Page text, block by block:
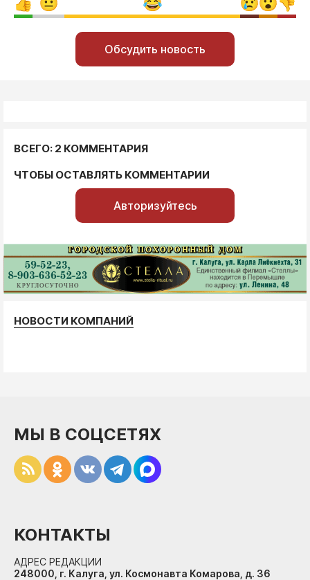
Обсудить новость
ВСЕГО: 2 КОММЕНТАРИЯ
ЧТОБЫ ОСТАВЛЯТЬ КОММЕНТАРИИ
Авторизуйтесь
НОВОСТИ КОМПАНИЙ
МЫ В СОЦСЕТЯХ
КОНТАКТЫ
АДРЕС РЕДАКЦИИ
248000, г. Калуга, ул. Космонавта Комарова, д. 36